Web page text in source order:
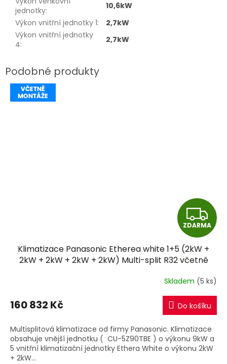
jednotky:
10,6kW
Výkon vnitřní jednotky 1:
2,7kW
Výkon vnitřní jednotky
4: 2,7kW
Z
D
A
R
M
A
ZDARMA
Klimatizace Panasonic Etherea white 1+5 (2kW +
2kW + 2kW + 2kW + 2kW) Multi-split R32 včetně
Skladem (5 ks)
160 832 Kč Do košíku
Multisplitová klimatizace od firmy Panasonic. Klimatizace
obsahuje vnější jednotku ( CU-5Z90TBE ) o výkonu 9kW a
5 vnitřní klimatizační jednotky Ethera White o výkonu 2kW
+ 2kW...